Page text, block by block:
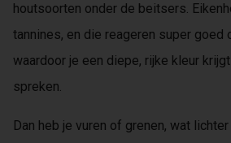
houtsoorten onder de beitsers.
tannines, en die reageren super goed
waardoor je een diepe, rijke kleur
spreken.
Dan heb je vuren of grenen, wat